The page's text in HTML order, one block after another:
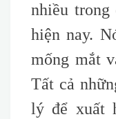
nhiều
hiện nay.
mống mắt
Tất cả
lý để xuất